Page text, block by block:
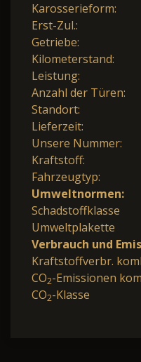
Karosserieform:
Erst-Zul.:
Getriebe:
Kilometerstand:
Leistung:
Anzahl der Türen:
Standort:
Lieferzeit:
Unsere Nummer:
Kraftstoff:
Fahrzeugtyp:
Umweltnormen:
Schadstoffklasse
Umweltplakette
Verbrauch und
Kraftstoffverbr.
CO2-Emissionen
CO2-Klasse